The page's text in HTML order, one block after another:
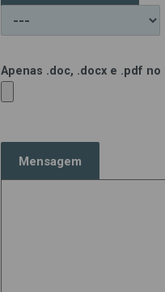
Apenas .doc, .docx e .pdf no
Mensagem